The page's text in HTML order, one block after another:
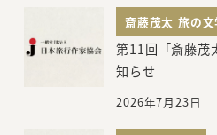
斎藤茂太 旅の文
第11回「斎藤茂
知らせ
2026年7月23日